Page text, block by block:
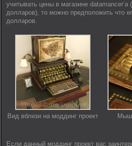
учитывать цены в магазине
долларов), то можно предположить что
долларов.
Вид вблизи на моддинг проект
Если данный моддинг проект вас